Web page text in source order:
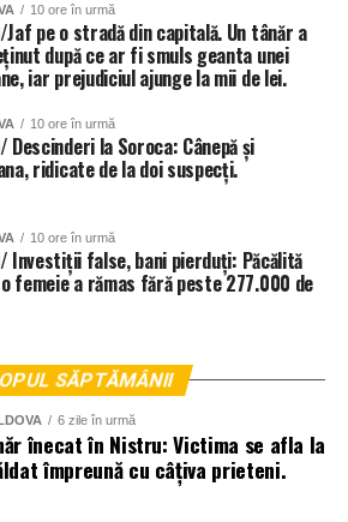
subsolurile blocurilor locative.
10 ore în urmă
Jaf pe o stradă din capitală. Un tânăr a
după ce ar fi smuls geanta unei
iar prejudiciul ajunge la mii de lei.
10 ore în urmă
Descinderi la Soroca: Cânepă și
ridicate de la doi suspecți.
10 ore în urmă
Investiții false, bani pierduți: Păcălită
femeie a rămas fără peste 277.000 de
SĂPTĂMÂNII
6 zile în urmă
înecat în Nistru: Victima se afla la
împreună cu câțiva prieteni.